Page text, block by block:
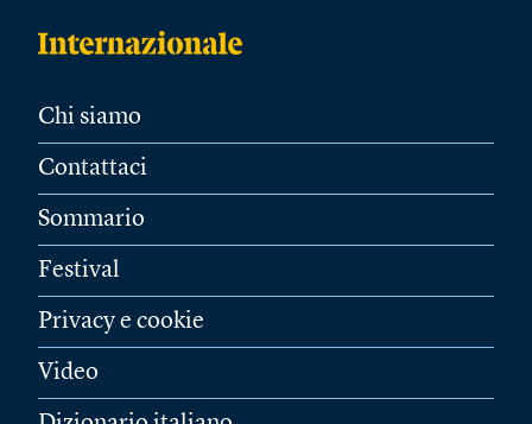
Chi siamo
Contattaci
Sommario
Festival
Privacy e cookie
Video